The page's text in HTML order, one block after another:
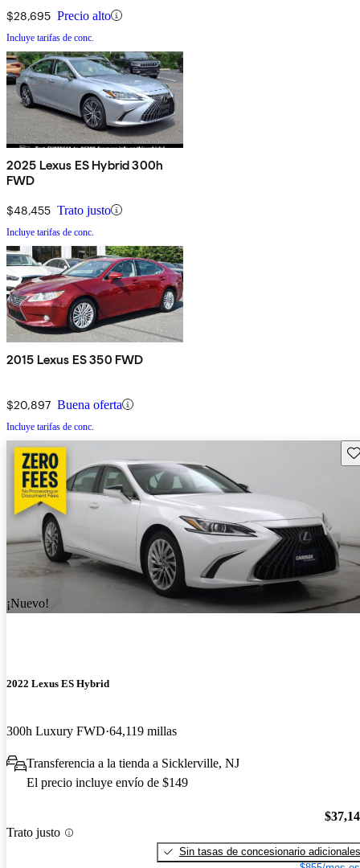
$28,695 Precio alto
Incluye tarifas de conc.
2025 Lexus ES Hybrid 300h
FWD
$48,455 Trato justo
Incluye tarifas de conc.
2015 Lexus ES 350 FWD
$20,897 Buena oferta
Incluye tarifas de conc.
¡Nuevo!
2022 Lexus ES Hybrid
300h Luxury FWD 64,119 millas
Transferencia a la tienda a Sicklerville, NJ
El precio incluye envío de $149
Trato justo
Sin tasas de concesionario adicionales